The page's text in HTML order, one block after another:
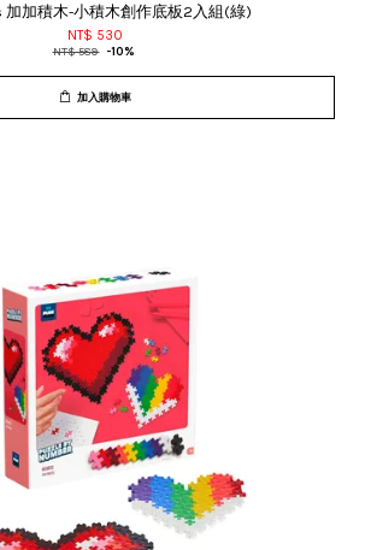
加加積木-小積木創作底板2入組(綠)
NT$ 530
NT$ 589 -10%
加入購物車